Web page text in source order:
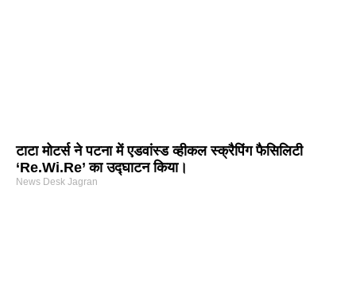
टाटा मोटर्स ने पटना में एडवांस्ड व्हीकल स्क्रैपिंग फैसिलिटी
‘Re.Wi.Re’ का उद्घाटन किया।
News Desk Jagran